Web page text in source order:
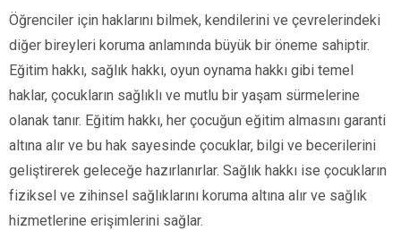
Öğrenciler için haklarını bilmek, kendilerini ve çevrelerindeki
diğer bireyleri koruma anlamında büyük bir öneme sahiptir.
Eğitim hakkı, sağlık hakkı, oyun oynama hakkı gibi temel
haklar, çocukların sağlıklı ve mutlu bir yaşam sürmelerine
olanak tanır. Eğitim hakkı, her çocuğun eğitim almasını garanti
altına alır ve bu hak sayesinde çocuklar, bilgi ve becerilerini
geliştirerek geleceğe hazırlanırlar. Sağlık hakkı ise çocukların
fiziksel ve zihinsel sağlıklarını koruma altına alır ve sağlık
hizmetlerine erişimlerini sağlar.